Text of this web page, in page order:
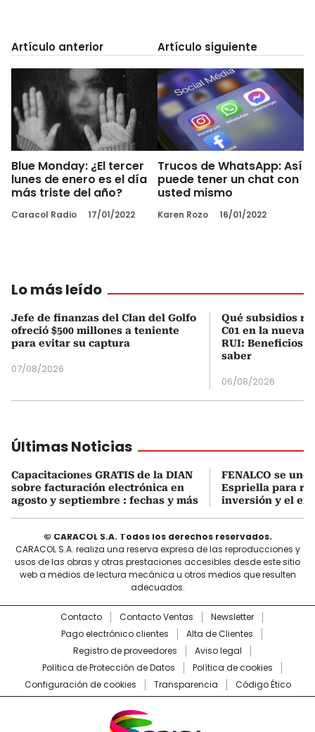
Artículo anterior
Blue Monday: ¿El tercer
lunes de enero es el día
más triste del año?
Caracol Radio 17/01/2022
Artículo siguiente
Trucos de WhatsApp: Así
puede tener un chat con
usted mismo
Karen Rozo 16/01/2022
Lo más leído
Jefe de finanzas del Clan del Golfo
ofreció $500 millones a teniente
para evitar su captura
07/08/2026
Qué subsidios
C01 en la nueva
RUI: Beneficios
saber
06/08/2026
Últimas Noticias
Capacitaciones GRATIS de la DIAN
sobre facturación electrónica en
agosto y septiembre : fechas y más
FENALCO se une
Espriella para
inversión y el
© CARACOL S.A. Todos los derechos reservados.
CARACOL S.A. realiza una reserva expresa de las reproducciones y
usos de las obras y otras prestaciones accesibles desde este sitio
web a medios de lectura mecánica u otros medios que resulten
adecuados.
Contacto Contacto Ventas
Newsletter
Pago electrónico clientes
Alta de Clientes
Registro de proveedores
Aviso legal
Política de Protección de Datos
Política de cookies
Configuración de cookies
Transparencia Código Ético